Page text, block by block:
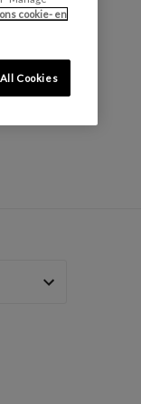
cookie- en
Cookies